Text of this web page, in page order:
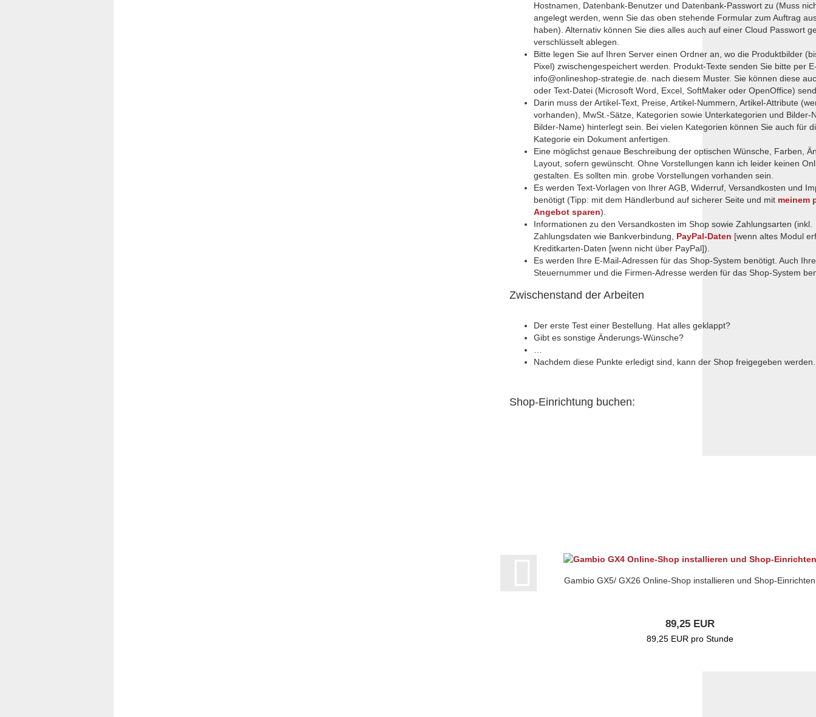
Hostnamen, Datenbank-Benutzer und Datenbank-Passwort zu (Muss
angelegt werden, wenn Sie das oben stehende Formular zum Auftrag
haben). Alternativ können Sie dies alles auch auf einer Cloud Passwort
verschlüsselt ablegen.
Bitte legen Sie auf Ihren Server einen Ordner an, wo die Produktbilder
Pixel) zwischengespeichert werden. Produkt-Texte senden Sie bitte per
info@onlineshop-strategie.de. nach diesem Muster. Sie können diese
oder Text-Datei (Microsoft Word, Excel, SoftMaker oder OpenOffice)
Darin muss der Artikel-Text, Preise, Artikel-Nummern, Artikel-Attribute
vorhanden), MwSt.-Sätze, Kategorien sowie Unterkategorien und Bilder-
Bilder-Name) hinterlegt sein. Bei vielen Kategorien können Sie auch für
Kategorie ein Dokument anfertigen.
Eine möglichst genaue Beschreibung der optischen Wünsche, Farben,
Layout, sofern gewünscht. Ohne Vorstellungen kann ich leider keinen
gestalten. Es sollten min. grobe Vorstellungen vorhanden sein.
Es werden Text-Vorlagen von Ihrer AGB, Widerruf, Versandkosten und
benötigt (Tipp: mit dem Händlerbund auf sicherer Seite und mit meinem
Angebot sparen).
Informationen zu den Versandkosten im Shop sowie Zahlungsarten (inkl.
Zahlungsdaten wie Bankverbindung, PayPal-Daten [wenn altes Modul
Kreditkarten-Daten [wenn nicht über PayPal]).
Es werden Ihre E-Mail-Adressen für das Shop-System benötigt. Auch Ihre
Steuernummer und die Firmen-Adresse werden für das Shop-System
Zwischenstand der Arbeiten
Der erste Test einer Bestellung. Hat alles geklappt?
Gibt es sonstige Änderungs-Wünsche?
Nachdem diese Punkte erledigt sind, kann der Shop freigegeben werden.
Shop-Einrichtung buchen:
Gambio GX5/ GX26 Online-Shop installieren und Shop-Einrichten
89,25 EUR
89,25 EUR pro Stunde